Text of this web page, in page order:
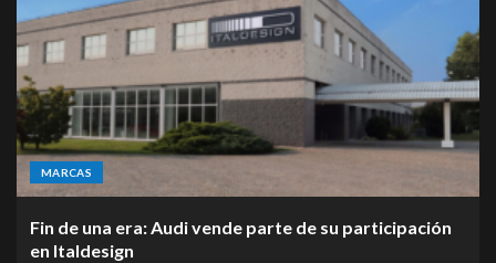
MARCAS
Fin de una era: Audi vende parte de su participación
en Italdesign